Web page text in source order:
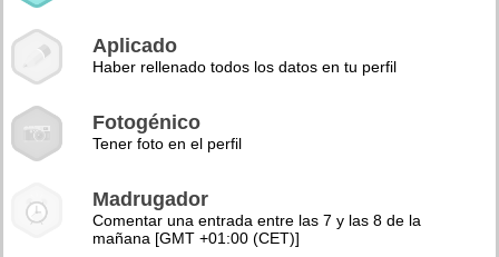
Aplicado
Haber rellenado todos los datos en tu perfil
Fotogénico
Tener foto en el perfil
Madrugador
Comentar una entrada entre las 7 y las 8 de la
mañana [GMT +01:00 (CET)]